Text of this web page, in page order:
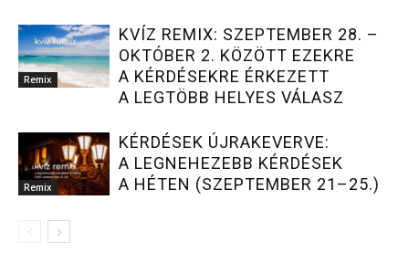
Remix
KVÍZ REMIX: SZEPTEMBER 28. –
OKTÓBER 2. KÖZÖTT EZEKRE
A KÉRDÉSEKRE ÉRKEZETT
A LEGTÖBB HELYES VÁLASZ
Remix
KÉRDÉSEK ÚJRAKEVERVE:
A LEGNEHEZEBB KÉRDÉSEK
A HÉTEN (SZEPTEMBER 21–25.)